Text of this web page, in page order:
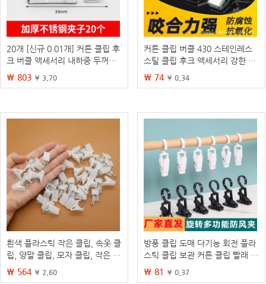
20개 [신규 0.01개] 커튼 클립 후
크 버클 액세서리 내하중 두꺼운
구식 커튼 클립
₩ 803 ¥ 3.70
커튼 클립 버클 430 스테인레스
스틸 클립 후크 액세서리 강한 샤
워 커튼 클립 하중지지 두꺼운 구
식 커튼
₩ 74 ¥ 0.34
흰색 플라스틱 작은 클립, 속옷 클
립, 양말 클립, 모자 클립, 작은 커
튼 클립, 착용이 필요 없는 스냅형
강력 클립
₩ 564 ¥ 2.60
방풍 클립 도매 다기능 회전 플라
스틱 클립 보관 커튼 클립 빨래 건
조용 침대 시트 옷걸이 모자 보관
₩ 81 ¥ 0.37